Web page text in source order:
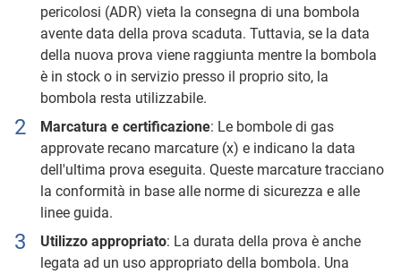
pericolosi (ADR) vieta la consegna di una bombola
avente data della prova scaduta. Tuttavia, se la data
della nuova prova viene raggiunta mentre la bombola
è in stock o in servizio presso il proprio sito, la
bombola resta utilizzabile.
Marcatura e certificazione: Le bombole di gas
approvate recano marcature (x) e indicano la data
dell'ultima prova eseguita. Queste marcature tracciano
la conformità in base alle norme di sicurezza e alle
linee guida.
Utilizzo appropriato: La durata della prova è anche
legata ad un uso appropriato della bombola. Una